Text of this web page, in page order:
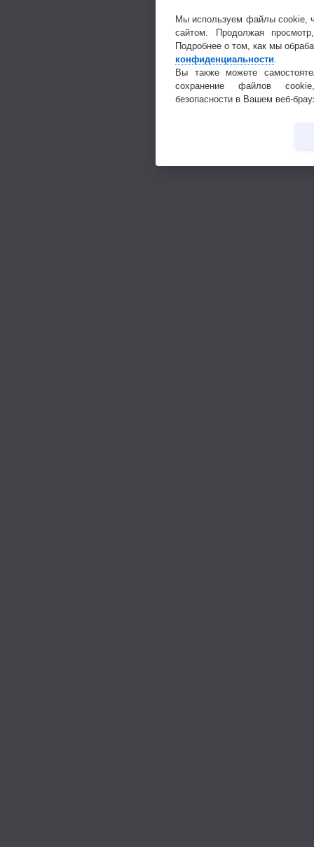
Мы используем файлы cookie,
сайтом. Продолжая
Подробнее о том, как мы
конфиденциальности
Вы также можете
сохранение файлов
безопасности в Вашем веб-